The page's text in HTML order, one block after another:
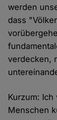
werden
dass
verdecken,
Kurzum:
Menschen